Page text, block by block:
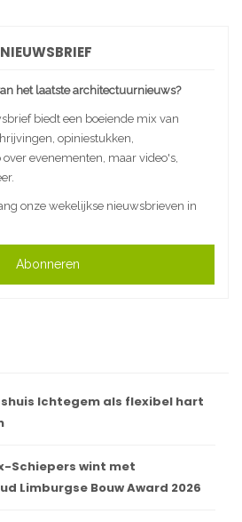
het laatste architectuurnieuws?
biedt een boeiende mix van
opiniestukken,
evenementen, maar video's,
onze wekelijkse nieuwsbrieven in
Abonneren
Ichtegem als flexibel hart
Schiepers wint met
Limburgse Bouw Award 2026